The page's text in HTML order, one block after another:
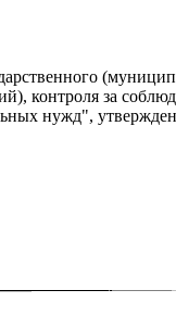
контроля за
нужд",